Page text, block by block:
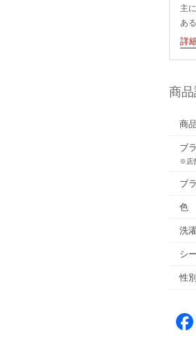
主
あ
詳
商
商
ブ
※店
ブ
色
洗
シ
性